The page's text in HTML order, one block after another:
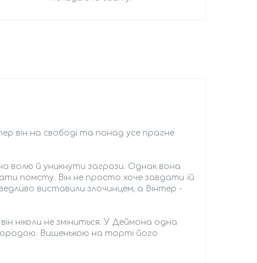
він на свободі та понад усе прагне
волю й уникнути загрози. Однак вона
помсту. Він не просто хоче завдати їй
виставили злочинцем, а Вінтер -
ніколи не зміниться. У Деймона одна
Вишенькою на торті його